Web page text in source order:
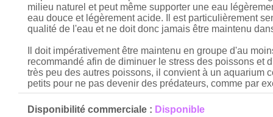
milieu naturel et peut même supporter une eau
eau douce et légèrement acide. Il est particulièrement
qualité de l'eau et ne doit donc jamais être maintenu
Il doit impérativement être maintenu en groupe d'au
recommandé afin de diminuer le stress des poissons et
très peu des autres poissons, il convient à un aquarium
petits pour ne pas devenir des prédateurs, comme par
Disponibilité commerciale : Disponible